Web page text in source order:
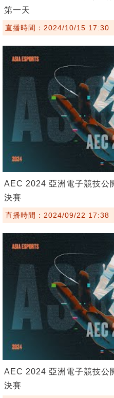
第一天
直播時間：2024/10/15 17:30
AEC 2024 亞洲電子競技公
決賽
直播時間：2024/09/22 17:38
AEC 2024 亞洲電子競技公
決賽